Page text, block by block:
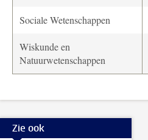
Sociale Wetenschappen
Wiskunde en
Natuurwetenschappen
Zie ook